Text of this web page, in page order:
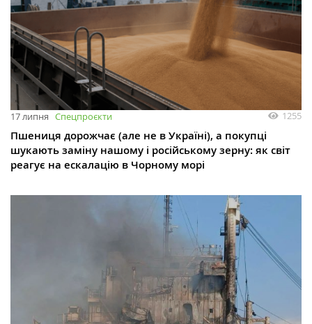
17 липня Спецпроєкти 1255
Пшениця дорожчає (але не в Україні), а покупці
шукають заміну нашому і російському зерну: як світ
реагує на ескалацію в Чорному морі